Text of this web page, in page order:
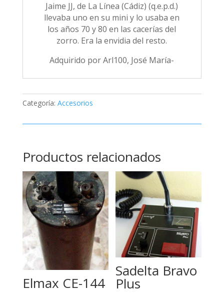
Jaime JJ, de La Línea (Cádiz) (q.e.p.d.)
llevaba uno en su mini y lo usaba en
los años 70 y 80 en las cacerías del
zorro. Era la envidia del resto.
Adquirido por Arl100, José María-
Categoría: Accesorios
Productos relacionados
Elmax CE-144
Sadelta Bravo
Plus